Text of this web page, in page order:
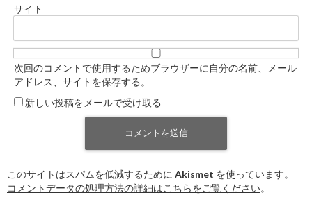
サイト
次回のコメントで使用するためブラウザーに自分の名前、メール
アドレス、サイトを保存する。
新しい投稿をメールで受け取る
このサイトはスパムを低減するために Akismet を使っています。
コメントデータの処理方法の詳細はこちらをご覧ください。